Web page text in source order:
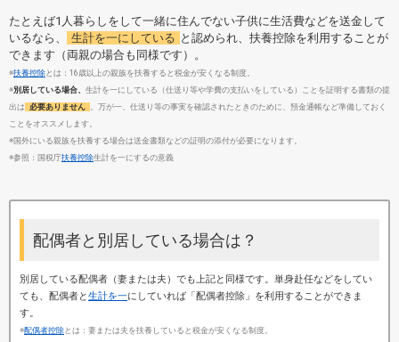
たとえば1人暮らしをして一緒に住んでない子供に生活費などを送金して
いるなら、
生計を一にしている と認められ、扶養控除を利用することが
できます（両親の場合も同様です）。
※扶養控除 とは：16歳以上の親族を扶養すると税金が安くなる制度。
※別居している場合、 生計を一にしている（仕送り等や学費の支払いをしている）ことを証明する書類の提
出は 必要ありません
。万が一、仕送り等の事実を確認されたときのために、預金通帳など準備しておく
ことをオススメします。
※国外にいる親族を扶養する場合は送金書類などの証明の添付が必要になります
※参照：国税庁扶養控除生計を一にするの意義
配偶者と別居している場合は？
別居している配偶者（妻または夫）でも上記と同様です。単身赴任などをしてい
ても、配偶者と生計を一にしていれば「配偶者控除」を利用することができま
す。
※配偶者控除 とは：妻または夫を扶養していると税金が安くなる制度。